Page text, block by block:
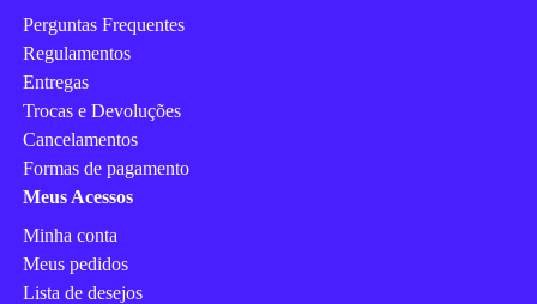
Perguntas Frequentes
Regulamentos
Entregas
Trocas e Devoluções
Cancelamentos
Formas de pagamento
Meus Acessos
Minha conta
Meus pedidos
Lista de desejos